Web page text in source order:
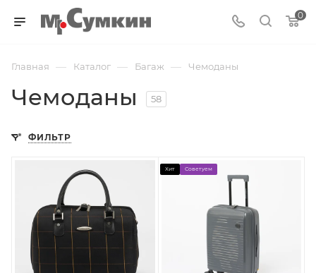
0
Главная — Каталог — Багаж — Чемоданы
Чемоданы 58
ФИЛЬТР
Хит Советуем